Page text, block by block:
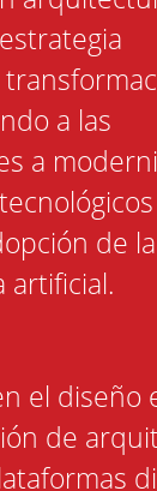
a las
a
de la
artificial.
de